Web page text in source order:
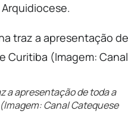
a apresentação de toda a
Canal Catequese